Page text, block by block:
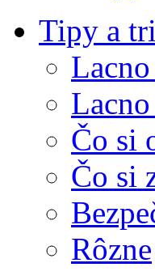
Tipy a
Čo si
Čo si
Rôzne